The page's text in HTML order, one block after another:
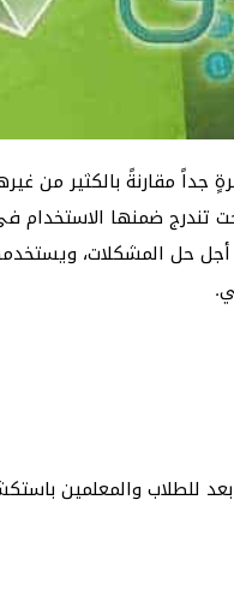
جداً مقارنةً بالكثير من
تندرج ضمنها الاستخدام
حل المشكلات،
للطلاب والمعلمين